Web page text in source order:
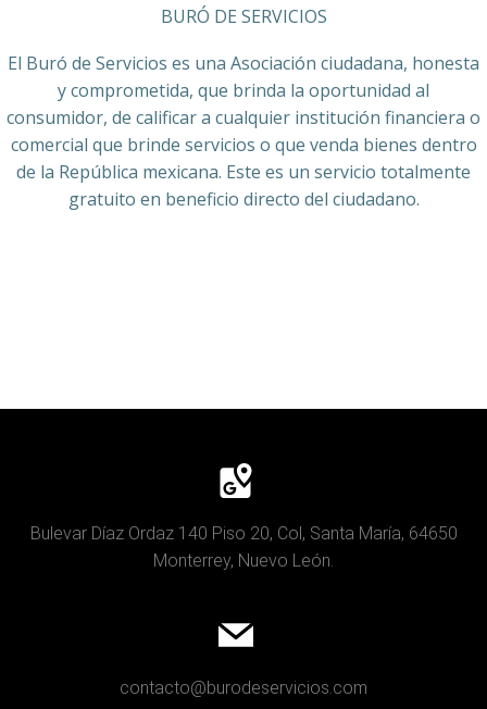
BURÓ DE SERVICIOS
El Buró de Servicios es una Asociación ciudadana, honesta
y comprometida, que brinda la oportunidad al
consumidor, de calificar a cualquier institución financiera o
comercial que brinde servicios o que venda bienes dentro
de la República mexicana. Este es un servicio totalmente
gratuito en beneficio directo del ciudadano.
Bulevar Díaz Ordaz 140 Piso 20, Col, Santa María, 64650
Monterrey, Nuevo León.
contacto@burodeservicios.com